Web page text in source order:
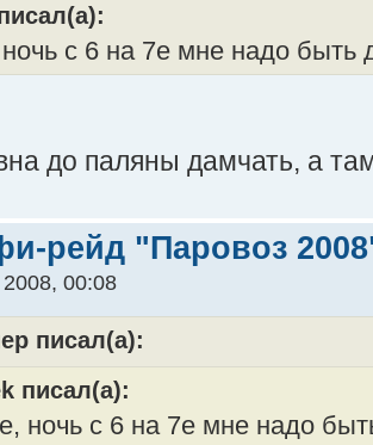
с 6 на 7е мне надо быть
до паляны дамчать, а
рейд "Паровоз
2008, 00:08
писал(а):
писал(а):
ночь с 6 на 7е мне надо